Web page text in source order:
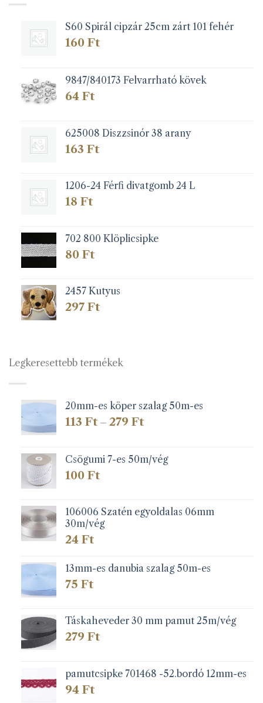
S60 Spirál cipzár 25cm zárt 101 fehér
160 Ft
9847/840173 Felvarrható kövek
64 Ft
625008 Diszzsinór 38 arany
163 Ft
1206-24 Férfi divatgomb 24 L
18 Ft
702 800 Klöplicsipke
80 Ft
2457 Kutyus
297 Ft
Legkeresettebb termékek
20mm-es köper szalag 50m-es
113 Ft – 279 FtÁrtartomány:
279 Ft
Csögumi 7-es 50m/vég
100 Ft
106006 Szatén egyoldalas 06mm
30m/vég
24 Ft
13mm-es danubia szalag 50m-es
75 Ft
Táskaheveder 30 mm pamut 25m/vég
279 Ft
pamutcsipke 701468 -52.bordó 12mm-es
94 Ft